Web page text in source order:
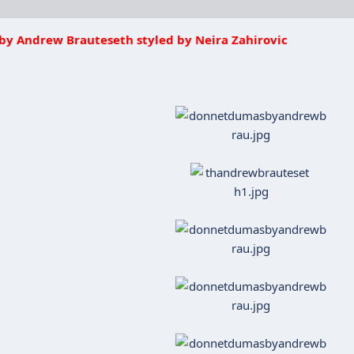
Andrew Brauteseth styled by Neira Zahirovic